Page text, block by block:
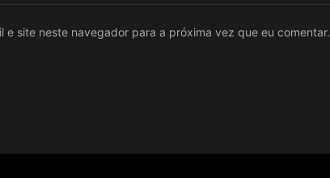
e site neste navegador para a próxima vez que eu comentar.